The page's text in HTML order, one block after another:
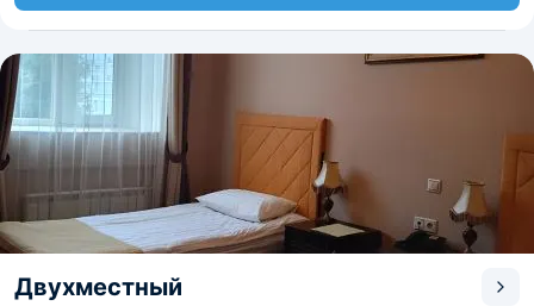
Двухместный